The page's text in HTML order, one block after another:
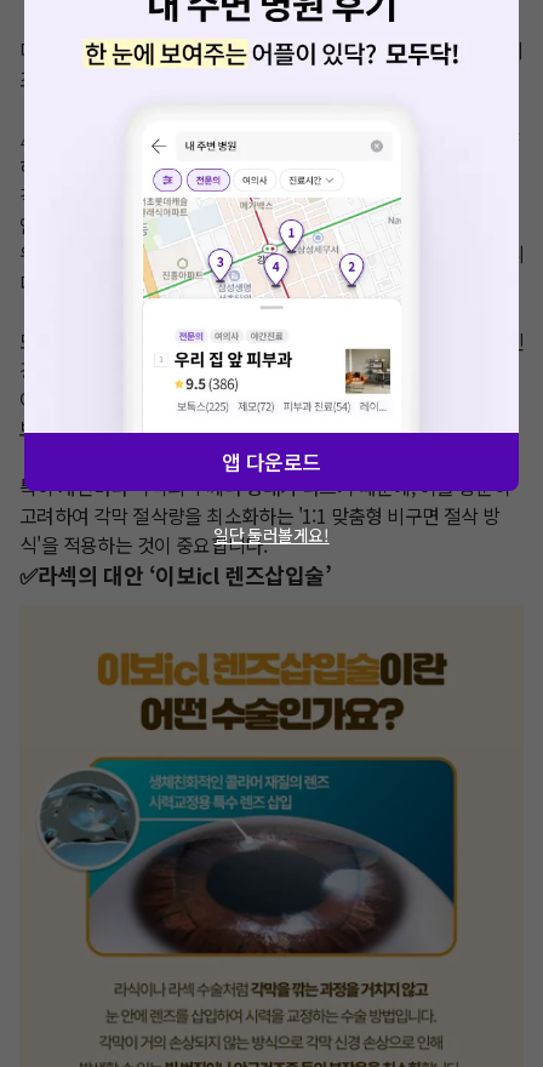
다만, 초고도 근시 환자가 라섹 수술을 고려하는 경우, 몇 가지 전제
조건을 충족해야 합니다.
⚠️각막의 전 후면부가 라섹 수술을 진행하기에 안전한지 확인해야
하며 '각막절삭량 최대 120um'을 넘지 않아야 하고, 수술 후 '잔여
각막량 400~430um 이상' 확보할 수 있어야 해요. 수술 후 각막의
안전성을 위한 필수 조건이기 때문에, 충족하지 못한다면 안전 범
위 내에서 저교정을 진행하거나 라섹을 다시 한번 고려해봐야 합니
다.
또한 초고도근시 환자는 일반적인 근시 환자에 비해 망막이나 시신
경 등 눈의 내부 조직이 전반적으로 약해져 있는 경우가 많습니다.
이러한 구조적 특징으로 인해, 기존의 일반적인 절삭 방식보다는
보다 정교하고 섬세한 방식의 라섹 수술이 필요한데요.
특히 개인마다 각막의 두께나 형태가 다르기 때문에, 이를 충분히
고려하여 각막 절삭량을 최소화하는 '1:1 맞춤형 비구면 절삭 방
식'을 적용하는 것이 중요합니다.
✅라섹의 대안 ‘이보icl 렌즈삽입술’
앱 다운로드
일단 둘러볼게요!